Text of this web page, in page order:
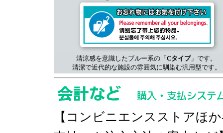
清涼感を意識したブルー系の「 Cタイプ」です。
清潔で近代的な施設の雰囲気に馴染む汎用型です。
【コンビニエンスストアほ